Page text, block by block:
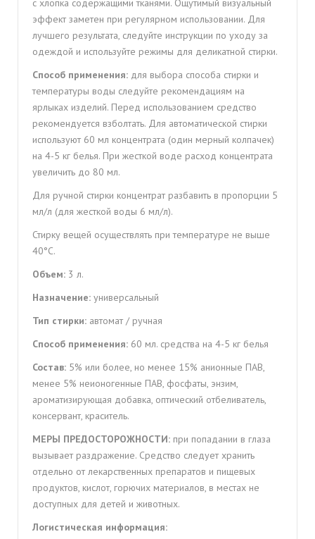
с хлопка содержащими тканями. Ощутимый визуальный
эффект заметен при регулярном использовании. Для
лучшего результата, следуйте инструкции по уходу за
одеждой и используйте режимы для деликатной стирки.
Способ применения: для выбора способа стирки и
температуры воды следуйте рекомендациям на
ярлыках изделий. Перед использованием средство
рекомендуется взболтать. Для автоматической стирки
используют 60 мл концентрата (один мерный колпачек)
на 4-5 кг белья. При жесткой воде расход концентрата
увеличить до 80 мл.
Для ручной стирки концентрат разбавить в пропорции 5
мл/л (для жесткой воды 6 мл/л).
Стирку вещей осуществлять при температуре не выше
40°С.
Объем: 3 л.
Назначение: универсальный
Тип стирки: автомат / ручная
Способ применения: 60 мл. средства на 4-5 кг белья
Состав: 5% или более, но менее 15% анионные ПАВ,
менее 5% неионогенные ПАВ, фосфаты, энзим,
ароматизирующая добавка, оптический отбеливатель,
консервант, краситель.
МЕРЫ ПРЕДОСТОРОЖНОСТИ: при попадании в глаза
вызывает раздражение. Средство следует хранить
отдельно от лекарственных препаратов и пищевых
продуктов, кислот, горючих материалов, в местах не
доступных для детей и животных.
Логистическая информация: